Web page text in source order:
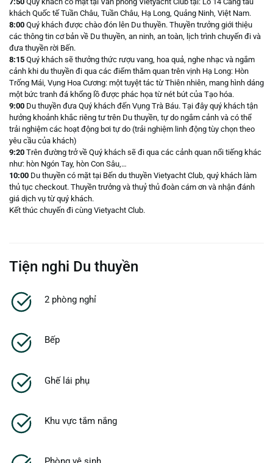
khách Quốc tế Tuần Châu, Tuần Châu, Hạ Long, Quảng Ninh, Việt Nam.
8:00 Quý khách được chào đón lên Du thuyền. Thuyền trưởng giới thiệu
các thông tin cơ bản về Du thuyền, an ninh, an toàn, lịch trình chuyến đi và
đưa thuyền rời Bến.
8:15 Quý khách sẽ thưởng thức rượu vang, hoa quả, nghe nhạc và ngắm
cảnh khi du thuyền đi qua các điểm thăm quan trên vịnh Hạ Long: Hòn
Trống Mái, Vụng Hoa Cương: một tuyệt tác từ Thiên nhiên, mang hình dáng
một bức tranh đá khổng lồ được phác họa từ nét bút của Tạo hóa.
9:00 Du thuyền đưa Quý khách đến Vụng Trà Báu. Tại đây quý khách tận
hưởng khoảnh khắc riêng tư trên Du thuyền, tự do ngắm cảnh và có thể
trải nghiệm các hoạt động bơi tự do (trải nghiệm linh động tùy chọn theo
yêu cầu của khách)
9:20 Trên đường trở về Quý khách sẽ đi qua các cảnh quan nổi tiếng khác
như: hòn Ngón Tay, hòn Con Sâu,…
10:00 Du thuyền có mặt tại Bến du thuyền Vietyacht Club, quý khách làm
thủ tục checkout. Thuyền trưởng và thuỷ thủ đoàn cám ơn và nhận đánh
giá dịch vụ từ quý khách.
Kết thúc chuyến đi cùng Vietyacht Club.
Tiện nghi Du thuyền
2 phòng nghỉ
Bếp
Ghế lái phụ
Khu vực tắm nắng